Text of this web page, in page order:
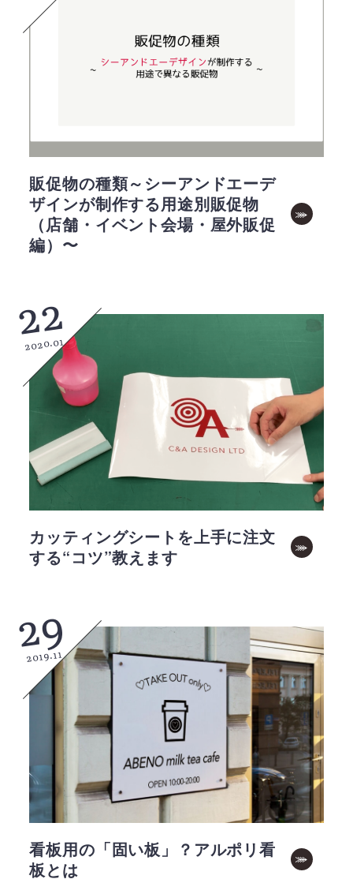
販促物の種類～シーアンドエーデ
ザインが制作する用途別販促物
（店舗・イベント会場・屋外販促
編）〜
22
2020.01
カッティングシートを上手に注文
する“コツ”教えます
29
2019.11
看板用の「固い板」？アルポリ看
板とは